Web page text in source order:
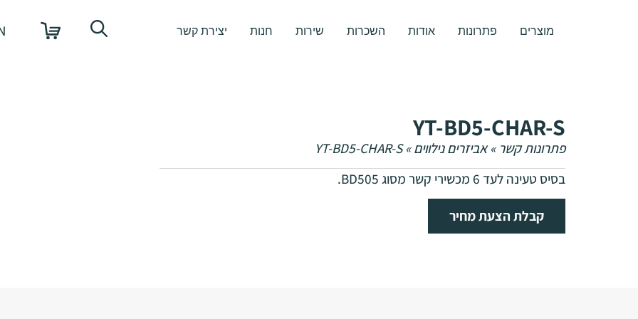
מוצרים
פתרונות אודות השכרות שירות חנות יצירת קשר
YT-BD5-CHAR-S
פתרונות קשר »אביזרים נילווים»
YT-BD5-CHAR-S
בסיס טעינה לעד 6 מכשירי קשר מסוג BD505.
קבלת הצעת מחיר